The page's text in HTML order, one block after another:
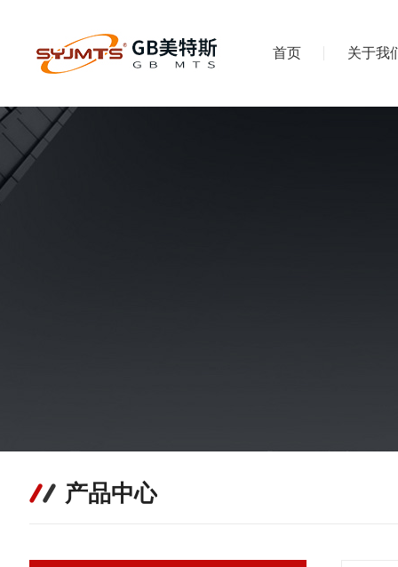
首页 关于我
产品中心